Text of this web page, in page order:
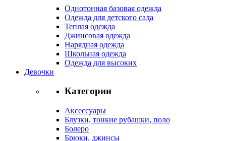
Однотонная базовая одежда
Одежда для детского сада
Теплая одежда
Джинсовая одежда
Нарядная одежда
Школьная одежда
Одежда для высоких
Девочки
Категории
Аксессуары
Блузки, тонкие рубашки, поло
Болеро
Брюки, джинсы